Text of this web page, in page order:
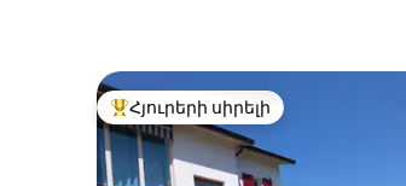
Հյուրերի սիրելի լավագույն տները
Հյուրերի սիրելի